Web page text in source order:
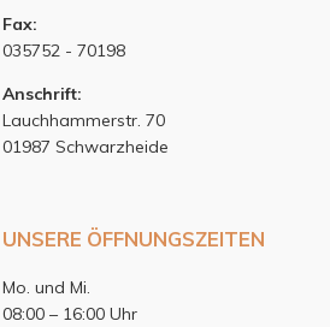
Fax:
035752 - 70198
Anschrift:
Lauchhammerstr. 70
01987 Schwarzheide
UNSERE ÖFFNUNGSZEITEN
Mo. und Mi.
08:00 – 16:00 Uhr